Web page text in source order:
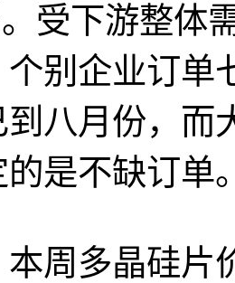
受下游整体
别企业订单
八月份，而
是不缺订单
多晶硅片